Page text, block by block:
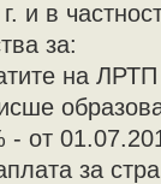
и в
за:
на
от
за